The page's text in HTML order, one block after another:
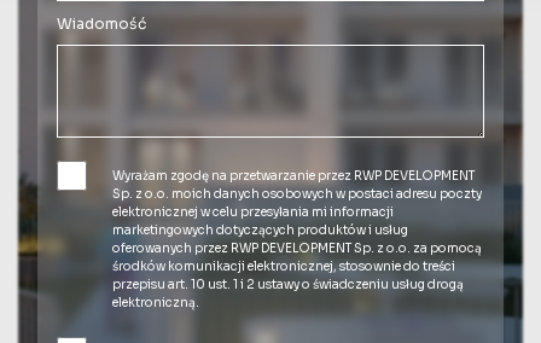
Wiadomość
Wyrażam zgodę na przetwarzanie przez RWP DEVELOPMENT
Sp. z o.o. moich danych osobowych w postaci adresu poczty
elektronicznej w celu przesyłania mi informacji
marketingowych dotyczących produktów i usług
oferowanych przez RWP DEVELOPMENT Sp. z o.o. za pomocą
środków komunikacji elektronicznej, stosownie do treści
przepisu art. 10 ust. 1 i 2 ustawy o świadczeniu usług drogą
elektroniczną.